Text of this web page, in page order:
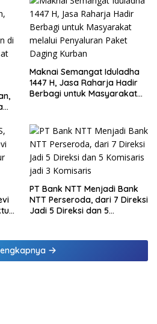
Maknai Semangat Iduladha
1447 H, Jasa Raharja Hadir
Berbagi untuk Masyarakat
PT Bank NTT Menjadi Bank
NTT Perseroda, dari 7 Direksi
Jadi 5 Direksi dan 5